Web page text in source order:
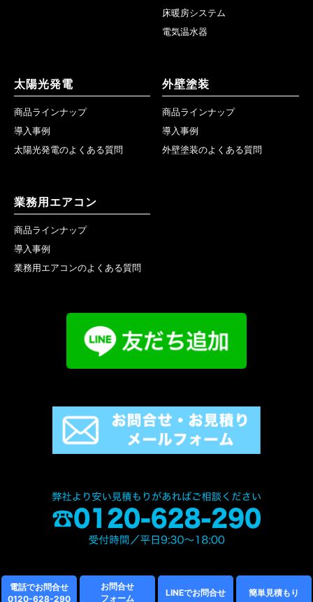
床暖房システム
電気温水器
太陽光発電
商品ラインナップ
導入事例
太陽光発電のよくある質問
外壁塗装
商品ラインナップ
導入事例
外壁塗装のよくある質問
業務用エアコン
商品ラインナップ
導入事例
業務用エアコンのよくある質問
電話でお問合せ
0120-628-290
お問合せ
フォーム
LINEでお問合せ 簡単見積もり